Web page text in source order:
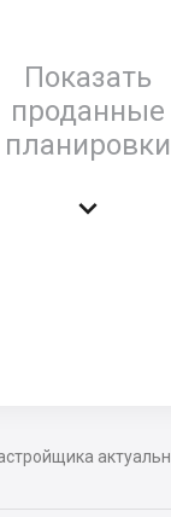
Показать
проданные
планировки
